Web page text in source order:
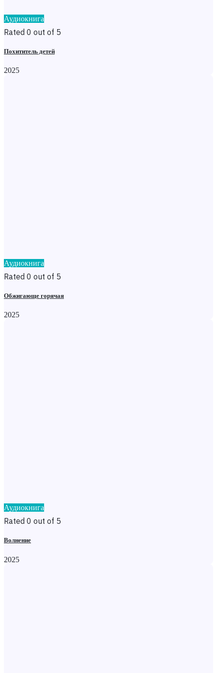
Аудиокнига
Rated 0 out of 5
Похититель детей
2025
Аудиокнига
Rated 0 out of 5
Обжигающе горячая
2025
Аудиокнига
Rated 0 out of 5
Волнение
2025